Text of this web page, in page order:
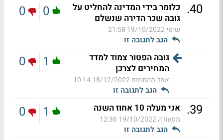
40
. כלומר בידי המדינה להחליט על
גובה שכר הדירה שנשלם
שימי19/10/2022 21:58
הגב לתגובה זו
0
0
גובה הפטור צמוד למדד
המחירים לצרכן
אחד מהתחום18/12/2022 10:14
הגב לתגובה זו
1
0
39
. אני מעלה 10 אחוז השנה
מסעודה19/10/2022 12:36
הגב לתגובה זו
1
0